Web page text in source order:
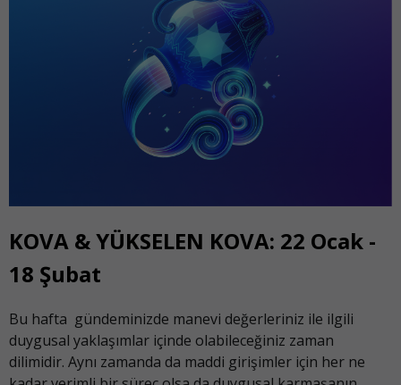
KOVA & YÜKSELEN KOVA: 22 Ocak -
18 Şubat
Bu hafta gündeminizde manevi değerleriniz ile ilgili
duygusal yaklaşımlar içinde olabileceğiniz zaman
dilimidir. Aynı zamanda da maddi girişimler için her ne